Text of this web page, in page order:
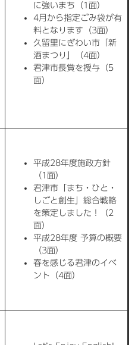
に強いまち（1面）
4月から指定ごみ袋が有
料となります（3面）
久留里にぎわい市「新
酒まつり」（4面）
君津市長賞を授与（5
面）
平成28年度施政方針
（1面）
君津市「まち・ひと・
しごと創生」総合戦略
を策定しました！（2
面）
平成28年度 予算の概要
（3面）
春を感じる君津のイベ
ント（4面）